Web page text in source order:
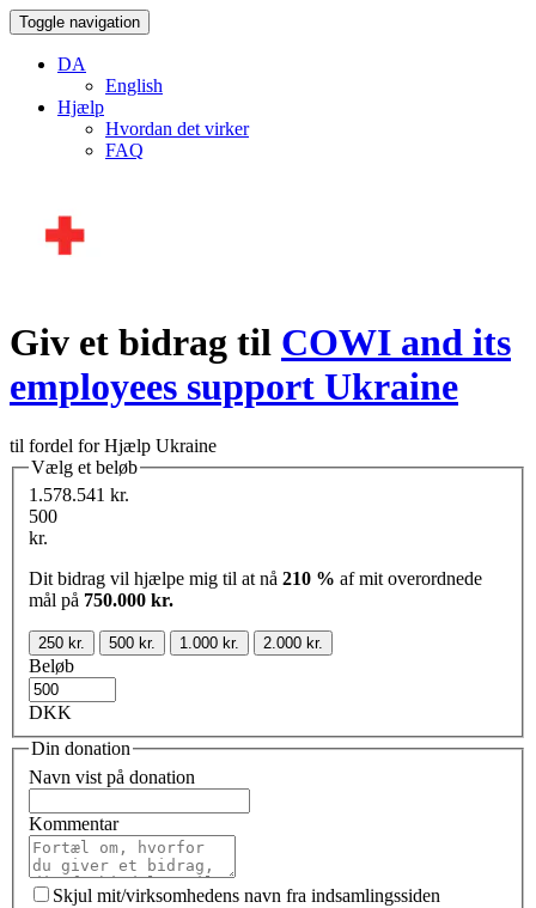
Toggle navigation
DA
English
Hjælp
Hvordan det virker
FAQ
Giv et bidrag til COWI and its
employees support Ukraine
til fordel for Hjælp Ukraine
Vælg et beløb
1.578.541 kr.
500
kr.
Dit bidrag vil hjælpe mig til at nå 210 % af mit overordnede
mål på 750.000 kr.
250 kr. 500 kr. 1.000 kr. 2.000 kr.
Beløb
DKK
Din donation
Navn vist på donation
Kommentar
Skjul mit/virksomhedens navn fra indsamlingssiden